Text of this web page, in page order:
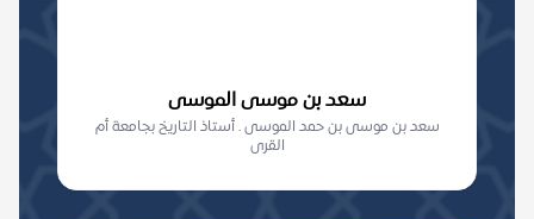
سعد بن موسى الموسى
سعد بن موسى بن حمد الموسى . أستاذ التاريخ بجامعة أم
القرى